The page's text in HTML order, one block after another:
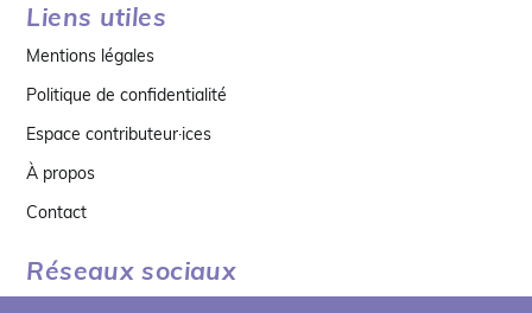
Liens utiles
Mentions légales
Politique de confidentialité
Espace contributeur·ices
À propos
Contact
Réseaux sociaux